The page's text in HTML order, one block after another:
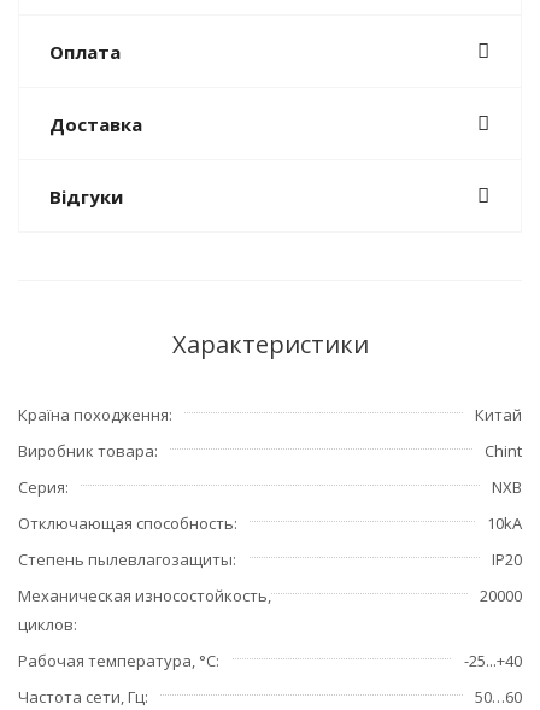
Оплата
Доставка
Відгуки
Характеристики
Країна походження
Китай
Виробник товара
Chint
Серия
NXB
Отключающая способность
10kA
Степень пылевлагозащиты
IP20
Механическая износостойкость,
циклов
20000
Рабочая температура, °С
-25...+40
Частота сети, Гц
50…60